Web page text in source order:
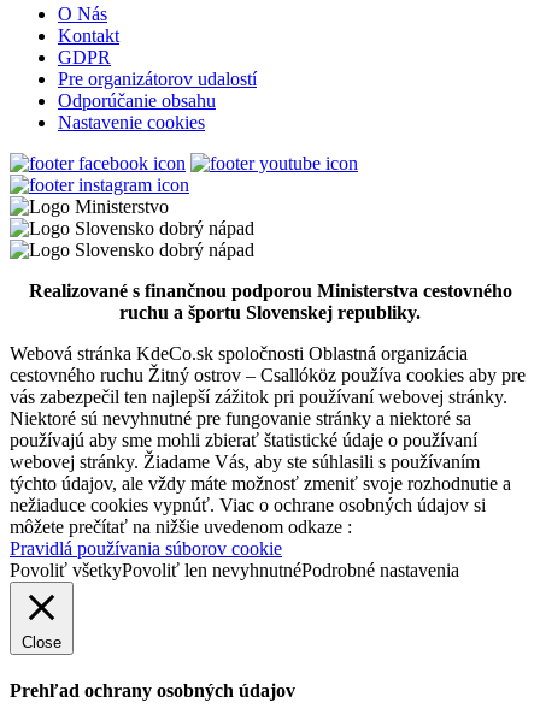
Múzeá a galérie
Slovakia Ring
Orechová Potôň
Turistické atrakcie
Turistické informačné centrum v Dunajskej Strede
Dunajská Streda
Turistické atrakcie
Vodný kolový mlyn a skanzen v Jelke
Jelka
Múzeá a galérie
O Nás
Kontakt
GDPR
Pre organizátorov udalostí
Odporúčanie obsahu
Nastavenie cookies
Realizované s finančnou podporou Ministerstva cestovného
ruchu a športu Slovenskej republiky.
Webová stránka KdeCo.sk spoločnosti Oblastná organizácia
cestovného ruchu Žitný ostrov – Csallóköz používa cookies aby pre
vás zabezpečil ten najlepší zážitok pri používaní webovej stránky.
Niektoré sú nevyhnutné pre fungovanie stránky a niektoré sa
používajú aby sme mohli zbierať štatistické údaje o používaní
webovej stránky. Žiadame Vás, aby ste súhlasili s používaním
týchto údajov, ale vždy máte možnosť zmeniť svoje rozhodnutie a
nežiaduce cookies vypnúť. Viac o ochrane osobných údajov si
môžete prečítať na nižšie uvedenom odkaze :
Pravidlá používania súborov cookie
Povoliť všetkyPovoliť len nevyhnutnéPodrobné nastavenia
Close
Prehľad ochrany osobných údajov